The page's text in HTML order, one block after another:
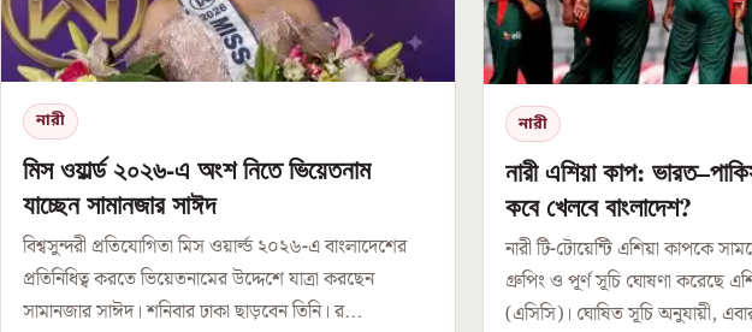
নারী
মিস ওয়ার্ল্ড ২০২৬-এ অংশ নিতে ভিয়েতনাম
যাচ্ছেন সামানজার সাঈদ
বিশ্বসুন্দরী প্রতিযোগিতা মিস ওয়ার্ল্ড ২০২৬-এ বাংলাদেশের
প্রতিনিধিত্ব করতে ভিয়েতনামের উদ্দেশে যাত্রা করছেন
সামানজার সাঈদ। শনিবার ঢাকা ছাড়বেন তিনি। র...
নারী
নারী এশিয়া কাপ:
কবে খেলবে বাংলাদেশ?
নারী টি-টোয়েন্টি এশিয়া কাপকে
গ্রুপিং ও পূর্ণ সূচি ঘোষণা করেছে
(এসিসি)। ঘোষিত সূচি অনুযায়ী,